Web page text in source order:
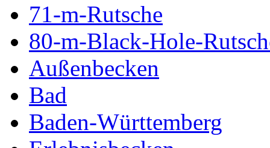
71-m-Rutsche
80-m-Black-Hole-
Außenbecken
Bad
Baden-Württemberg